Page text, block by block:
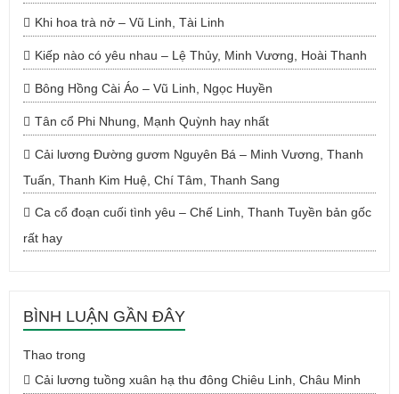
Khi hoa trà nở – Vũ Linh, Tài Linh
Kiếp nào có yêu nhau – Lệ Thủy, Minh Vương, Hoài Thanh
Bông Hồng Cài Áo – Vũ Linh, Ngọc Huyền
Tân cổ Phi Nhung, Mạnh Quỳnh hay nhất
Cải lương Đường gươm Nguyên Bá – Minh Vương, Thanh
Tuấn, Thanh Kim Huệ, Chí Tâm, Thanh Sang
Ca cổ đoạn cuối tình yêu – Chế Linh, Thanh Tuyền bản gốc
rất hay
BÌNH LUẬN GẦN ĐÂY
Thao trong
Cải lương tuồng xuân hạ thu đông Chiêu Linh, Châu Minh